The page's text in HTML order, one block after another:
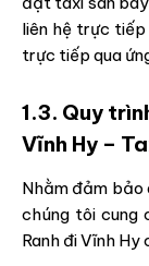
liên hệ trực tiếp
trực tiếp qua
1.3. Quy
Vĩnh Hy –
Nhằm đảm bảo
chúng tôi cung
Ranh đi Vĩnh Hy